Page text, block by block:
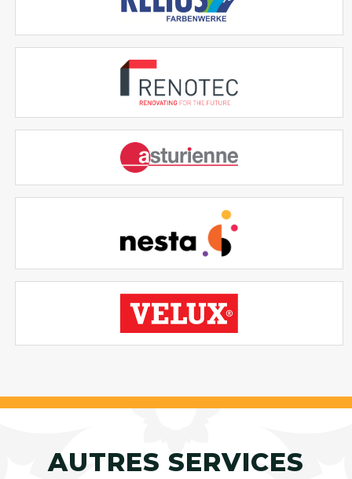
AUTRES SERVICES